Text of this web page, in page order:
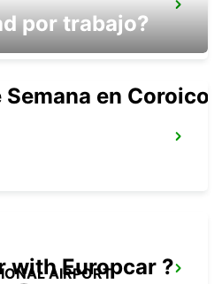
AIRPORT
por trabajo?
Semana en Coroico.
with Europcar ?